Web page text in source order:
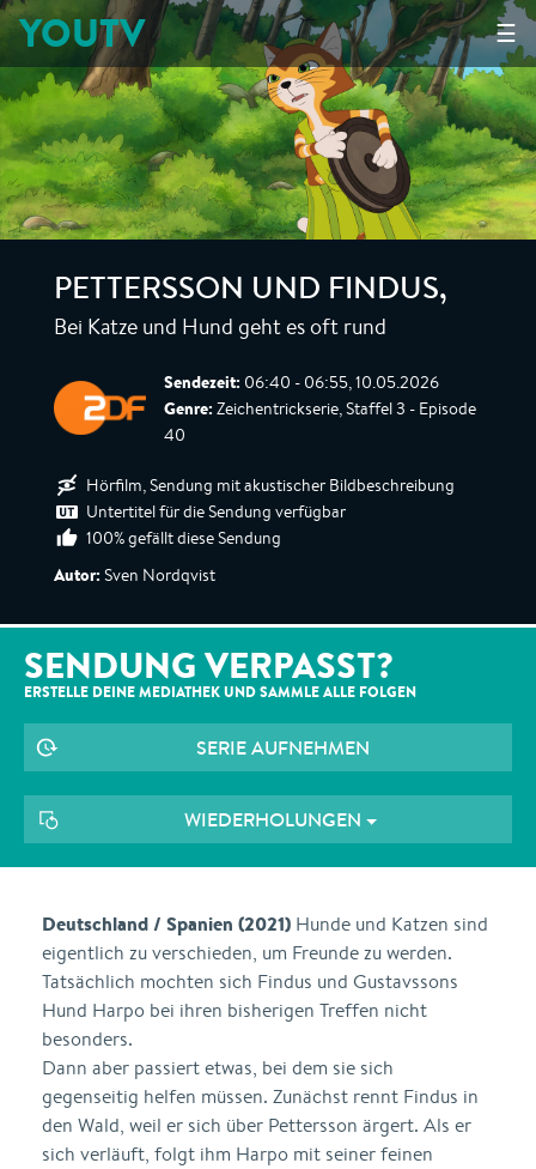
☰
YOUTV
PETTERSSON UND FINDUS,
Bei Katze und Hund geht es oft rund
Sendezeit: 06:40 - 06:55, 10.05.2026
Genre: Zeichentrickserie, Staffel 3 - Episode
40
Hörfilm, Sendung mit akustischer Bildbeschreibung
Untertitel für die Sendung verfügbar
100% gefällt diese Sendung
Autor: Sven Nordqvist
SENDUNG VERPASST?
ERSTELLE DEINE MEDIATHEK UND SAMMLE ALLE FOLGEN
SERIE AUFNEHMEN
WIEDERHOLUNGEN
Deutschland / Spanien (2021) Hunde und Katzen sind
eigentlich zu verschieden, um Freunde zu werden.
Tatsächlich mochten sich Findus und Gustavssons
Hund Harpo bei ihren bisherigen Treffen nicht
besonders.
Dann aber passiert etwas, bei dem sie sich
gegenseitig helfen müssen. Zunächst rennt Findus in
den Wald, weil er sich über Pettersson ärgert. Als er
sich verläuft, folgt ihm Harpo mit seiner feinen